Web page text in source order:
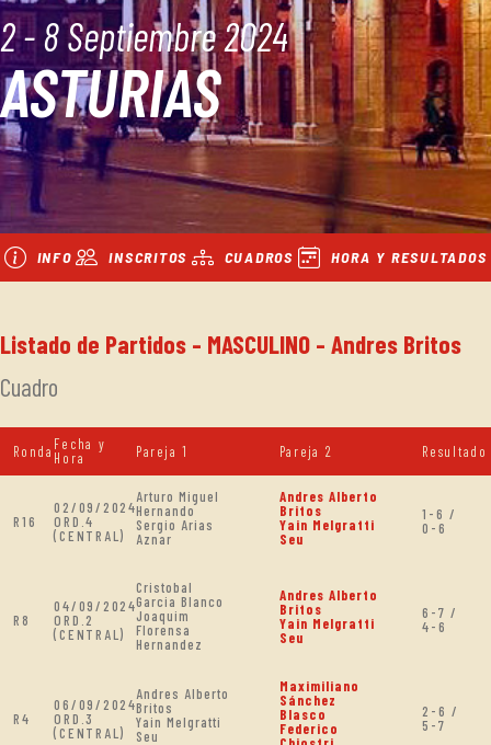
2 - 8 Septiembre 2024
ASTURIAS
INFO INSCRITOS CUADROS HORA Y RESULTADOS
Listado de Partidos - MASCULINO - Andres Britos
Cuadro
Ronda Fecha y
Hora
Pareja 1 Pareja 2 Resultado
R16
02/09/2024
ORD.4
(CENTRAL)
Arturo Miguel
Hernando
Sergio Arias
Aznar
Andres Alberto
Britos
Yain Melgratti
Seu
1-6 /
0-6
R8
04/09/2024
ORD.2
(CENTRAL)
Cristobal
Garcia Blanco
Joaquim
Florensa
Hernandez
Andres Alberto
Britos
Yain Melgratti
Seu
6-7 /
4-6
R4
06/09/2024
ORD.3
(CENTRAL)
Andres Alberto
Britos
Yain Melgratti
Seu
Maximiliano
Sánchez
Blasco
Federico
2-6 /
5-7